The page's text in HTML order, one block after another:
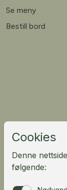
Se meny
Bestill bord